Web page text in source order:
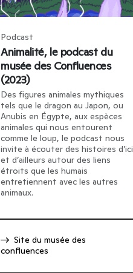
Podcast
Animalité, le podcast du
musée des Confluences
(2023)
Des figures animales mythiques
tels que le dragon au Japon, ou
Anubis en Égypte, aux espèces
animales qui nous entourent
comme le loup, le podcast nous
invite à écouter des histoires d’ici
et d’ailleurs autour des liens
étroits que les humais
entretiennent avec les autres
animaux.
Site du musée des
confluences